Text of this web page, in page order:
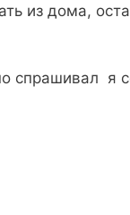
из дома,
спрашивал я